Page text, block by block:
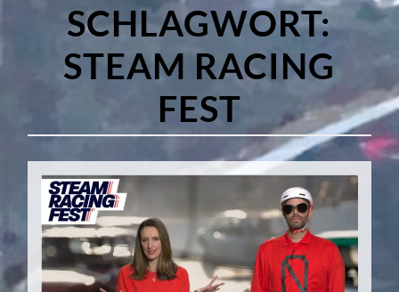
SCHLAGWORT:
STEAM RACING
FEST